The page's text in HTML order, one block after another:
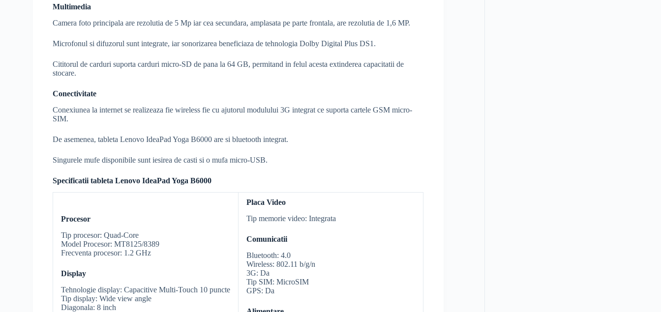
Multimedia
Camera foto principala are rezolutia de 5 Mp iar cea secundara, amplasata pe parte frontala, are rezolutia de 1,6 MP.
Microfonul si difuzorul sunt integrate, iar sonorizarea beneficiaza de tehnologia Dolby Digital Plus DS1.
Cititorul de carduri suporta carduri micro-SD de pana la 64 GB, permitand in felul acesta extinderea capacitatii de
stocare.
Conectivitate
Conexiunea la internet se realizeaza fie wireless fie cu ajutorul modulului 3G integrat ce suporta cartele GSM micro-
SIM.
De asemenea, tableta Lenovo IdeaPad Yoga B6000 are si bluetooth integrat.
Singurele mufe disponibile sunt iesirea de casti si o mufa micro-USB.
Specificatii tableta Lenovo IdeaPad Yoga B6000
Procesor
Tip procesor: Quad-Core
Model Procesor: MT8125/8389
Frecventa procesor: 1.2 GHz
Display
Tehnologie display: Capacitive Multi-Touch 10 puncte
Tip display: Wide view angle
Diagonala: 8 inch
Placa Video
Tip memorie video: Integrata
Comunicatii
Bluetooth: 4.0
Wireless: 802.11 b/g/n
3G: Da
Tip SIM: MicroSIM
GPS: Da